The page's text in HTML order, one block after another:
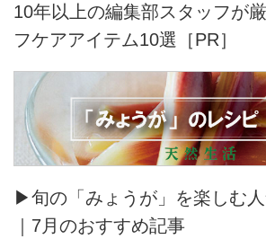
10年以上の編集部スタッフが
フケアアイテム10選［PR］
▶旬の「みょうが」を楽しむ
｜7月のおすすめ記事